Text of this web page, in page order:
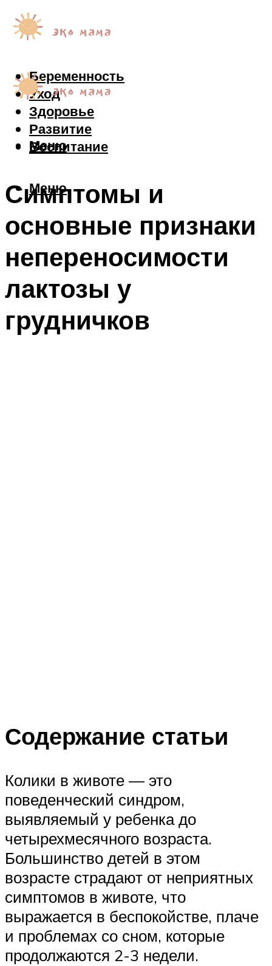
Беременность
Уход
Здоровье
Развитие
Воспитание
Меню
Меню
Симптомы и
основные признаки
непереносимости
лактозы у
грудничков
Содержание статьи
Колики в животе — это
поведенческий синдром,
выявляемый у ребенка до
четырехмесячного возраста.
Большинство детей в этом
возрасте страдают от неприятных
симптомов в животе, что
выражается в беспокойстве, плаче
и проблемах со сном, которые
продолжаются 2-3 недели.